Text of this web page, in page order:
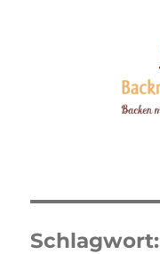
Schlagwort: